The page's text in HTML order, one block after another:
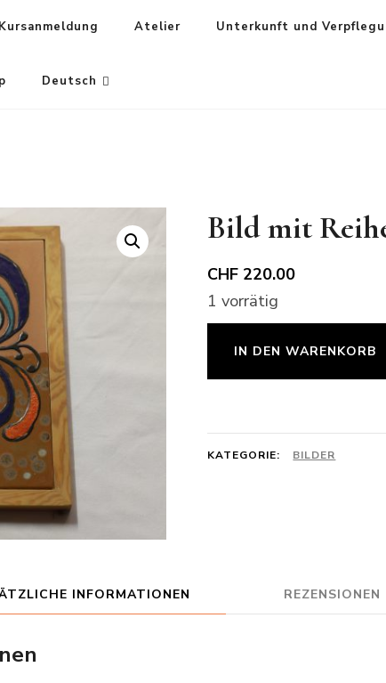
Kursanmeldung Atelier Unterkunft und
Deutsch
Bild mit
CHF 220.00
1 vorrätig
IN DEN WARENKORB
KATEGORIE: BILDER
INFORMATIONEN REZENSIONEN